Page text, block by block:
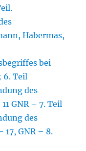
Habermas,
bei
6. Teil
des
GNR – 7. Teil
des
17, GNR – 8.